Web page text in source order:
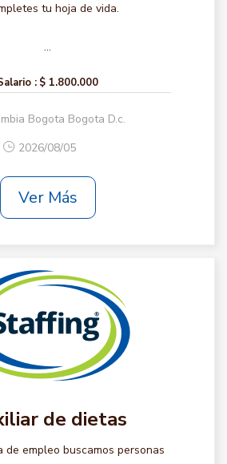
tu hoja de vida.
...
: $ 1.800.000
Bogota Bogota D.c.
2026/08/05
Ver Más
de dietas
de empleo buscamos personas